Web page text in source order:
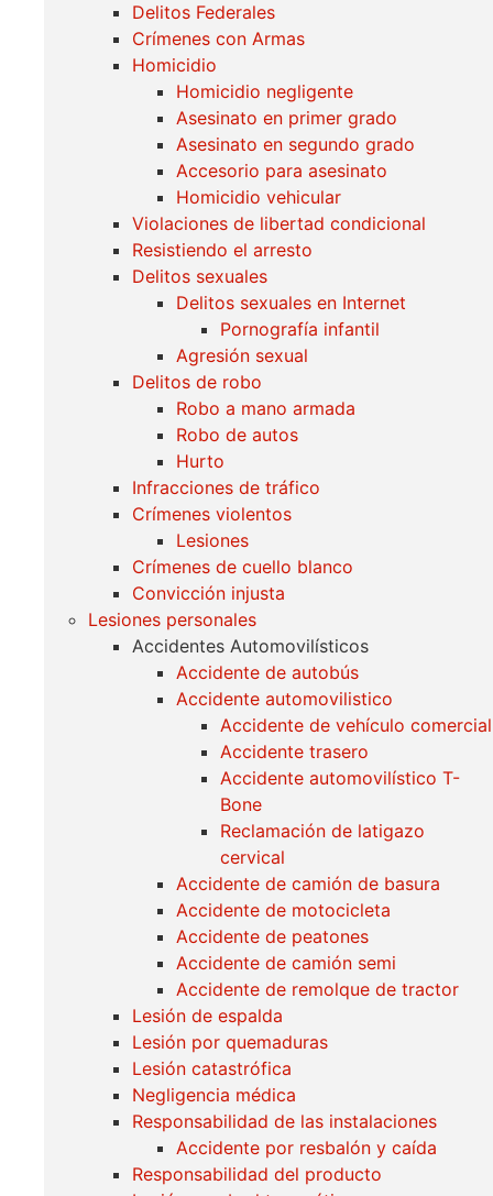
Delitos Federales
Crímenes con Armas
Homicidio
Homicidio negligente
Asesinato en primer grado
Asesinato en segundo grado
Accesorio para asesinato
Homicidio vehicular
Violaciones de libertad condicional
Resistiendo el arresto
Delitos sexuales
Delitos sexuales en Internet
Pornografía infantil
Agresión sexual
Delitos de robo
Robo a mano armada
Robo de autos
Hurto
Infracciones de tráfico
Crímenes violentos
Lesiones
Crímenes de cuello blanco
Convicción injusta
Lesiones personales
Accidentes Automovilísticos
Accidente de autobús
Accidente automovilistico
Accidente de vehículo comercial
Accidente trasero
Accidente automovilístico T-
Bone
Reclamación de latigazo
cervical
Accidente de camión de basura
Accidente de motocicleta
Accidente de peatones
Accidente de camión semi
Accidente de remolque de tractor
Lesión de espalda
Lesión por quemaduras
Lesión catastrófica
Negligencia médica
Responsabilidad de las instalaciones
Accidente por resbalón y caída
Responsabilidad del producto